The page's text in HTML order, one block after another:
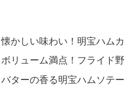
懐かしい味わい！明宝ハム
ボリューム満点！フライド
バターの香る明宝ハムソテ